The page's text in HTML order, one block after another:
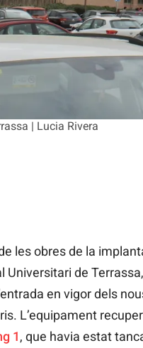
| Lucia Rivera
les obres de la
Universitari de
en vigor dels
L’equipament
1, que havia estat